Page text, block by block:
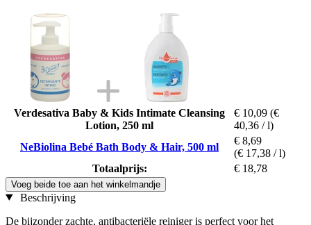
Verdesativa Baby & Kids Intimate Cleansing
Lotion, 250 ml
€ 10,09 (€
40,36 / l)
NeBiolina Bebé Bath Body & Hair, 500 ml
€ 8,69
(€ 17,38 / l)
Totaalprijs:
€ 18,78
Voeg beide toe aan het winkelmandje
Beschrijving
De bijzonder zachte, antibacteriële reiniger is perfect voor het